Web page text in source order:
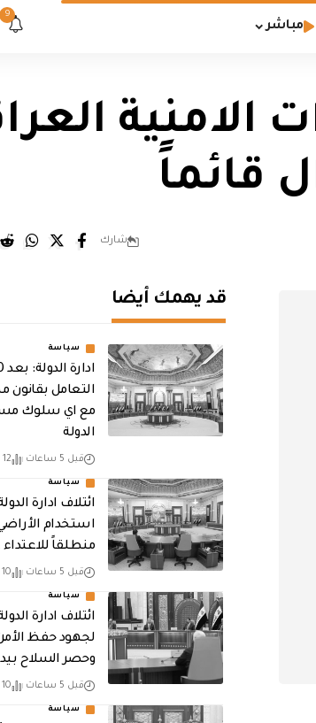
مباشر
9
الامنية
قائماً
شارك
قد يهمك أيضا
سياسة
التعامل بقانون
مع اي سلوك
الدولة
قبل 5 ساعات 12 مشاهدات
سياسة
ائتلاف ادارة
استخدام
منطلقاً
قبل 5 ساعات 10 مشاهدات
سياسة
ائتلاف ادارة
لجهود حفظ
وحصر السلاح بيد
قبل 5 ساعات 10 مشاهدات
سياسة